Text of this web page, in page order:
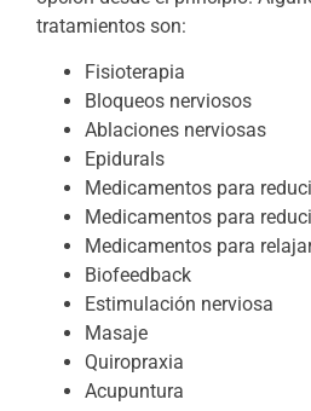
tratamientos son:
Fisioterapia
Bloqueos nerviosos
Ablaciones nerviosas
Epidurals
Medicamentos para
Medicamentos para
Medicamentos para
Biofeedback
Estimulación nerviosa
Masaje
Quiropraxia
Acupuntura